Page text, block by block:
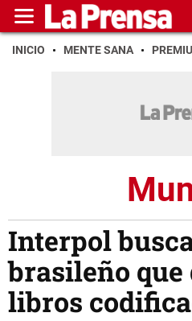
INICIO MENTE SANA
Interpol
brasileño que
libros